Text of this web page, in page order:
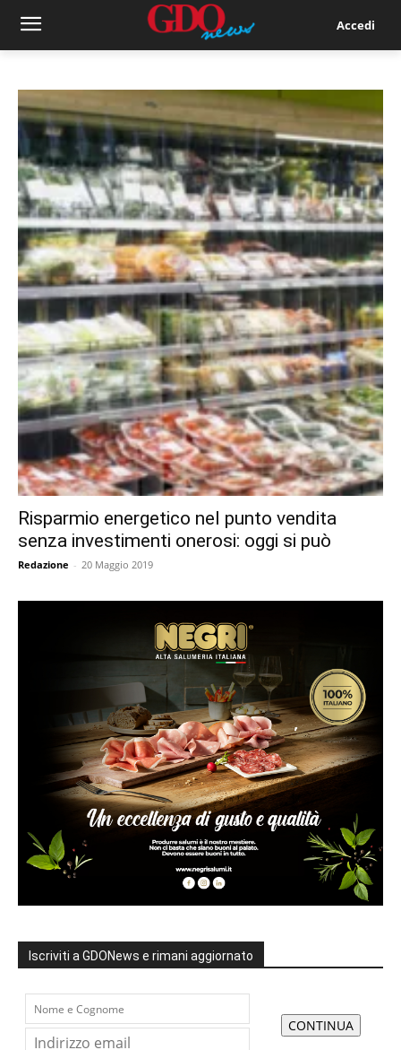
Accedi
Risparmio energetico nel punto vendita
senza investimenti onerosi: oggi si può
Redazione - 20 Maggio 2019
Iscriviti a GDONews e rimani aggiornato